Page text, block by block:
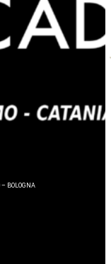
BOLOGNA